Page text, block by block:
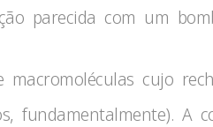
parecida com um
macromoléculas cujo
fundamentalmente). A